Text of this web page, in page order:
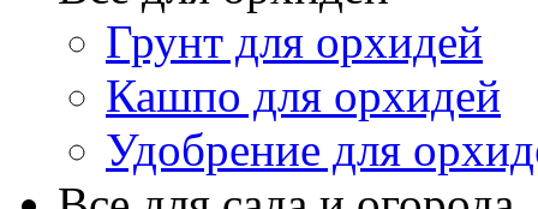
Грунт для орхидей
Кашпо для орхидей
Удобрение для